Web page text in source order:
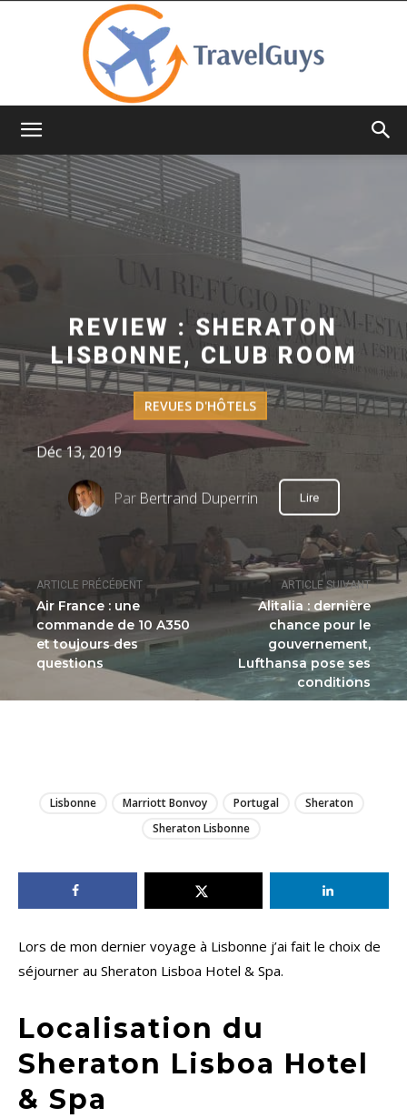
ARTICLE PRÉCÉDENT
Air France : une
commande de 10 A350
et toujours des
questions
ARTICLE SUIVANT
Alitalia : dernière
chance pour le
gouvernement,
Lufthansa pose ses
conditions
REVIEW : SHERATON
LISBONNE, CLUB ROOM
REVUES D'HÔTELS
Déc 13, 2019
Par Bertrand Duperrin Lire
Lisbonne Marriott Bonvoy Portugal
Sheraton
Sheraton Lisbonne
Lors de mon dernier voyage à Lisbonne j’ai fait le choix de
séjourner au Sheraton Lisboa Hotel & Spa.
Localisation du
Sheraton Lisboa Hotel
& Spa